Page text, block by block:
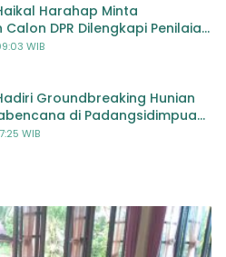
Harahap Minta
DPR Dilengkapi Penilaian
WIB
Groundbreaking Hunian
di Padangsidimpuan,
bagi Penyintas
WIB